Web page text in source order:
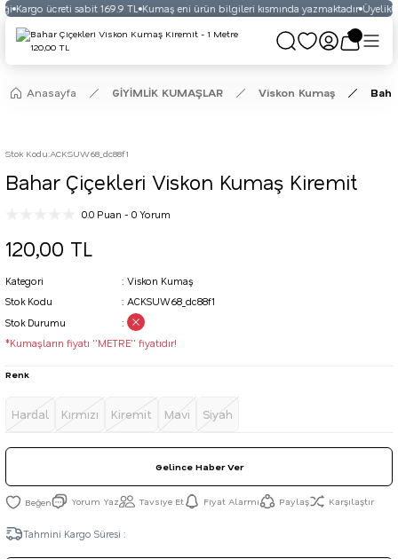
Kargo ücreti sabit 169.9 TL Kumaş eni ürün bilgileri kısmında yazmaktadır Üyelikli
Anasayfa GİYİMLİK KUMAŞLAR Viskon Kumaş
Stok Kodu:ACKSUW68_dc88f1
Bahar Çiçekleri Viskon Kumaş Kiremit
0.0 Puan - 0 Yorum
120,00 TL
Kategori
Viskon Kumaş
Stok Kodu
ACKSUW68_dc88f1
Stok Durumu
*Kumaşların fiyatı ''METRE'' fiyatıdır!
Renk
Hardal Kırmızı Kiremit Mavi Siyah
Gelince Haber Ver
Yorum Yaz Tavsiye Et Fiyat Alarmı Paylaş Karşılaştır
Tahmini Kargo Süresi :